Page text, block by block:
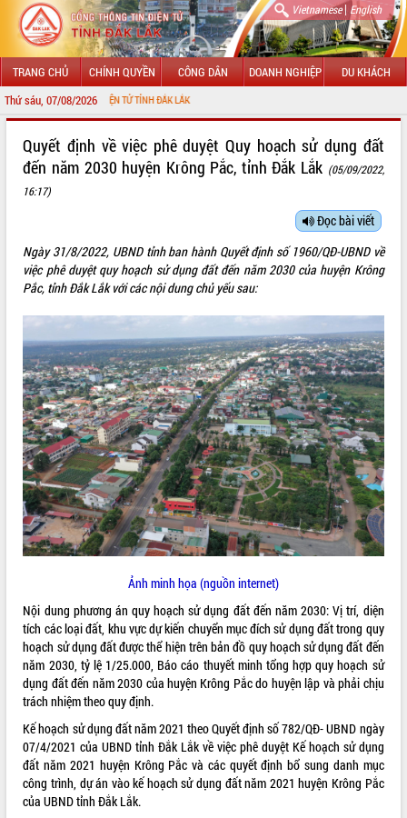
Vietnamese| English
TRANG CHỦ CHÍNH QUYỀN CÔNG DÂN DOANH NGHIỆP DU KHÁCH
Thứ sáu, 07/08/2026
TIN ĐIỆN TỬ TỈNH ĐẮK LẮK
LÃNH ĐẠO UBND TỈNH
SỞ, BAN, NGÀNH
UBND CÁC XÃ, PHƯỜNG
THÔNG TIN CHỈ ĐẠO ĐIỀU HÀNH
HỆ THỐNG VĂN BẢN
VĂN BẢN HĐND TỈNH
ĐIỂM TIN VĂN BẢN
QUY HOẠCH - KẾ HOẠCH
Quyết định về việc phê duyệt Quy hoạch sử dụng đất
đến năm 2030 huyện Krông Pắc, tỉnh Đắk Lắk (05/09/2022,
16:17)
Đọc bài viết
Ngày 31/8/2022, UBND tỉnh ban hành Quyết định số 1960/QĐ-UBND về
việc phê duyệt quy hoạch sử dụng đất đến năm 2030 của huyện Krông
Pắc, tỉnh Đắk Lắk với các nội dung chủ yếu sau:
Ảnh minh họa (nguồn internet)
Nội dung phương án quy hoạch sử dụng đất đến năm 2030: Vị trí, diện
tích các loại đất, khu vực dự kiến chuyển mục đích sử dụng đất trong quy
hoạch sử dụng đất được thể hiện trên bản đồ quy hoạch sử dụng đất đến
năm 2030, tỷ lệ 1/25.000, Báo cáo thuyết minh tổng hợp quy hoạch sử
dụng đất đến năm 2030 của huyện Krông Pắc do huyện lập và phải chịu
trách nhiệm theo quy định.
Kế hoạch sử dụng đất năm 2021 theo Quyết định số 782/QĐ- UBND ngày
07/4/2021 của UBND tỉnh Đắk Lắk về việc phê duyệt Kế hoạch sử dụng
đất năm 2021 huyện Krông Pắc và các quyết định bổ sung danh mục
công trình, dự án vào kế hoạch sử dụng đất năm 2021 huyện Krông Pắc
của UBND tỉnh Đắk Lắk.